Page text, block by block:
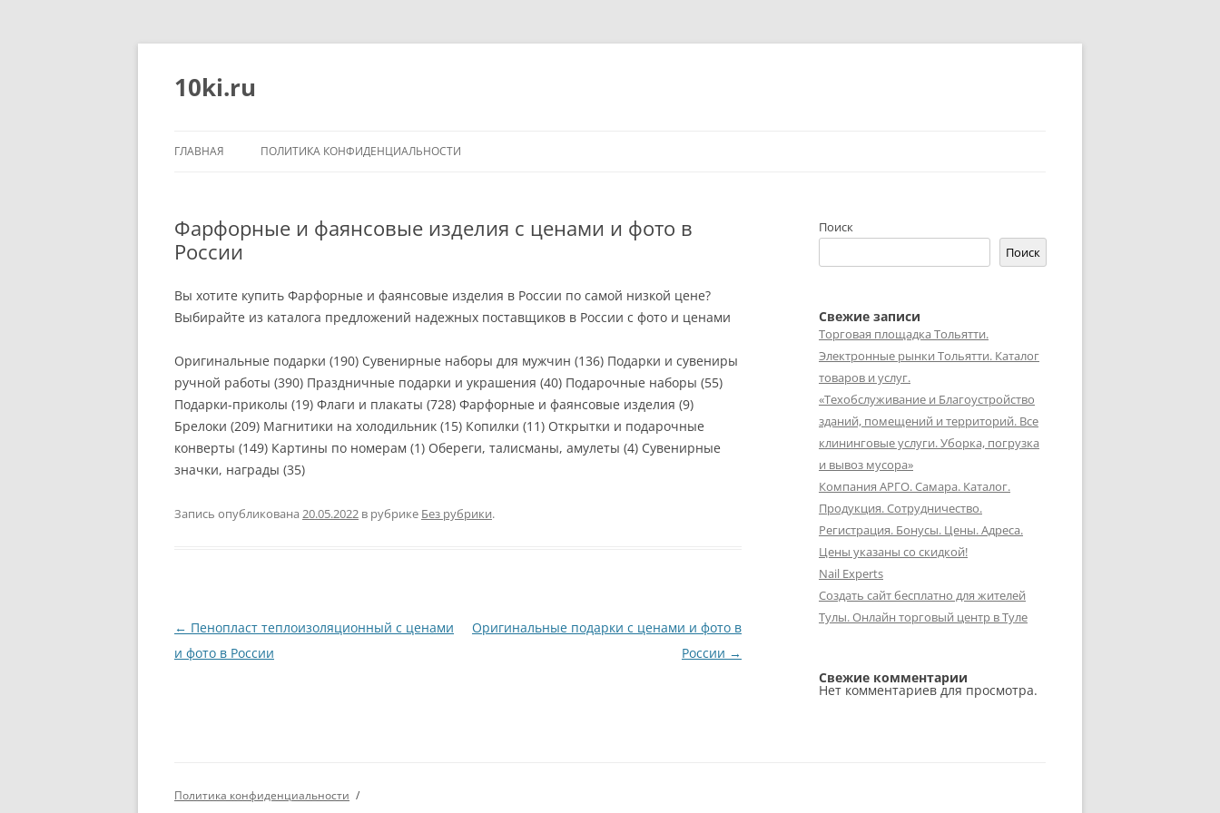
Перейти
содержимому
10ki.ru
ГЛАВНАЯ ПОЛИТИКА КОНФИДЕНЦИАЛЬНОСТИ
Фарфорные и фаянсовые изделия с ценами и фото в
России
Вы хотите купить Фарфорные и фаянсовые изделия в России по самой низкой цене?
Выбирайте из каталога предложений надежных поставщиков в России с фото и ценами
Оригинальные подарки (190) Сувенирные наборы для мужчин (136) Подарки и сувениры
ручной работы (390) Праздничные подарки и украшения (40) Подарочные наборы (55)
Подарки-приколы (19) Флаги и плакаты (728) Фарфорные и фаянсовые изделия (9)
Брелоки (209) Магнитики на холодильник (15) Копилки (11) Открытки и подарочные
конверты (149) Картины по номерам (1) Обереги, талисманы, амулеты (4) Сувенирные
значки, награды (35)
Запись опубликована 20.05.2022 в рубрике Без рубрики.
Навигация
по
← Пенопласт теплоизоляционный с ценами
и фото в России
Оригинальные подарки с ценами и фото в
России →
Поиск
Поиск
Свежие записи
Торговая площадка Тольятти.
Электронные рынки Тольятти. Каталог
товаров и услуг.
«Техобслуживание и Благоустройство
зданий, помещений и территорий. Все
клининговые услуги. Уборка, погрузка
и вывоз мусора»
Компания АРГО. Самара. Каталог.
Продукция. Сотрудничество.
Регистрация. Бонусы. Цены. Адреса.
Цены указаны со скидкой!
Nail Experts
Создать сайт бесплатно для жителей
Тулы. Онлайн торговый центр в Туле
Свежие комментарии
Нет комментариев для просмотра.
Политика конфиденциальности